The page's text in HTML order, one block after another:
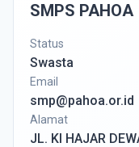
SMPS PAHOA
Status
Swasta
Email
smp@pahoa.or.id
Alamat
JL. KI HAJAR